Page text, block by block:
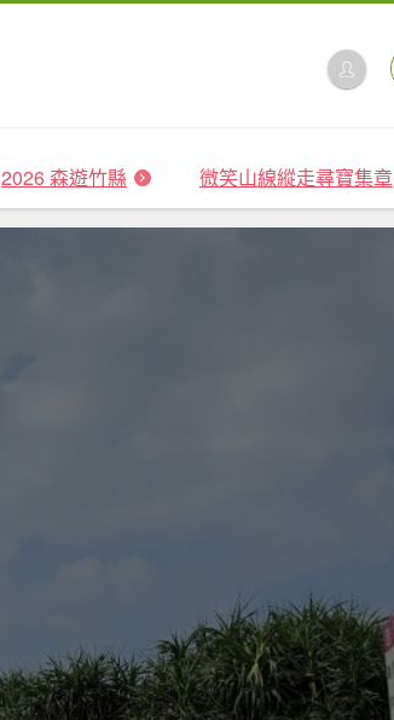
2026 森遊竹縣 微笑山線縱走尋寶集章